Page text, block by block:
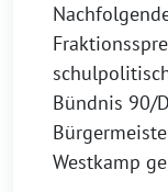
Bündnis 90/
Westkamp